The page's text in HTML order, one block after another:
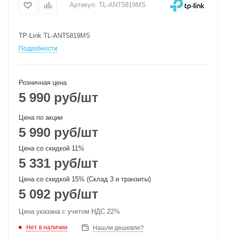
Артикул: TL-ANT5819MS
TP-Link TL-ANT5819MS
Подробности
Розничная цена
5 990 руб/шт
Цена по акции
5 990 руб/шт
Цена со скидкой 11%
5 331 руб/шт
Цена со скидкой 15% (Склад 3 и транзиты)
5 092 руб/шт
Цена указана с учетом НДС 22%
Нет в наличии Нашли дешевле?